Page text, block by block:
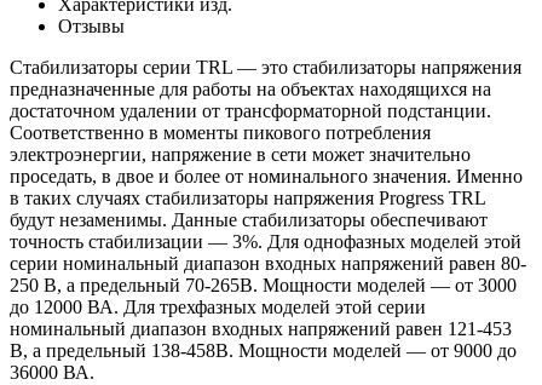
Характеристики изд.
Отзывы
Стабилизаторы серии TRL — это стабилизаторы напряжения
предназначенные для работы на объектах находящихся на
достаточном удалении от трансформаторной подстанции.
Соответственно в моменты пикового потребления
электроэнергии, напряжение в сети может значительно
проседать, в двое и более от номинального значения. Именно
в таких случаях стабилизаторы напряжения Progress TRL
будут незаменимы. Данные стабилизаторы обеспечивают
точность стабилизации — 3%. Для однофазных моделей этой
серии номинальный диапазон входных напряжений равен 80-
250 В, а предельный 70-265В. Мощности моделей — от 3000
до 12000 ВА. Для трехфазных моделей этой серии
номинальный диапазон входных напряжений равен 121-453
В, а предельный 138-458В. Мощности моделей — от 9000 до
36000 ВА.